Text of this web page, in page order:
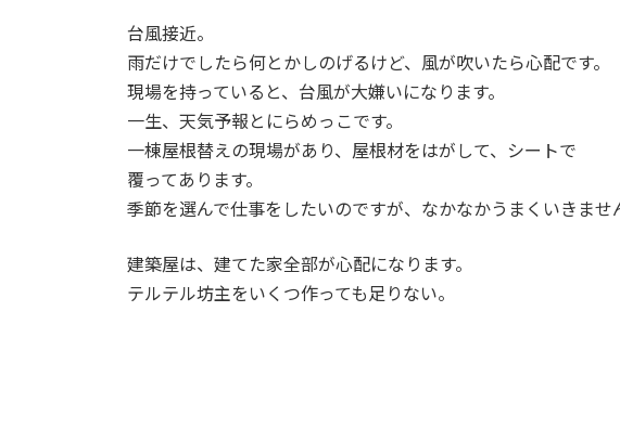
日
時
:
台風接近。
雨だけでしたら何とかしのげるけど、風が吹いたら心配です。
現場を持っていると、台風が大嫌いになります。
一生、天気予報とにらめっこです。
一棟屋根替えの現場があり、屋根材をはがして、シートで
覆ってあります。
季節を選んで仕事をしたいのですが、なかなかうまくいきませ
建築屋は、建てた家全部が心配になります。
テルテル坊主をいくつ作っても足りない。